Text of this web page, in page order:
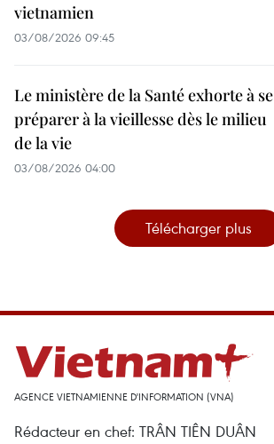
vietnamien
03/08/2026 09:45
Le ministère de la Santé exhorte à se
préparer à la vieillesse dès le milieu
de la vie
03/08/2026 04:00
Télécharger plus
AGENCE VIETNAMIENNE D'INFORMATION (VNA)
Rédacteur en chef: TRÂN TIÊN DUÂN